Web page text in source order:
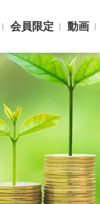
会員限定 動画